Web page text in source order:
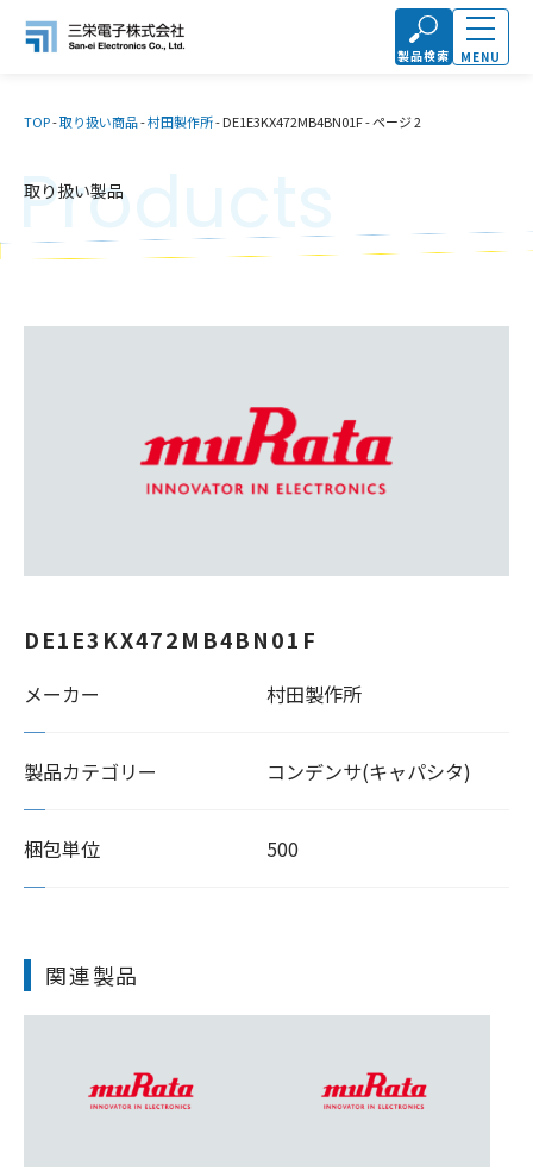
製品検索 MENU
TOP-取り扱い商品-村田製作所-DE1E3KX472MB4BN01F-ページ 2
取り扱い製品
Products
DE1E3KX472MB4BN01F
メーカー 村田製作所
製品カテゴリー コンデンサ(キャパシタ)
梱包単位 500
関連製品